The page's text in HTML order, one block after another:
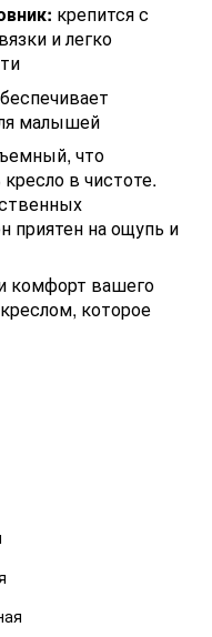
крепится с
и легко
малышей
что
в чистоте.
приятен на ощупь и
комфорт вашего
которое